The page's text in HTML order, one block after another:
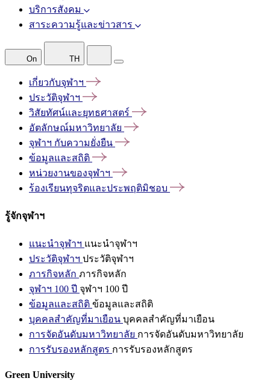
บริการสังคม
สาระความรู้และข่าวสาร
On TH
เกี่ยวกับจุฬาฯ
ประวัติจุฬาฯ
วิสัยทัศน์และยุทธศาสตร์
อัตลักษณ์มหาวิทยาลัย
จุฬาฯ กับความยั่งยืน
ข้อมูลและสถิติ
หน่วยงานของจุฬาฯ
ร้องเรียนทุจริตและประพฤติมิชอบ
รู้จักจุฬาฯ
แนะนำจุฬาฯ แนะนำจุฬาฯ
ประวัติจุฬาฯ ประวัติจุฬาฯ
ภารกิจหลัก ภารกิจหลัก
จุฬาฯ 100 ปี จุฬาฯ 100 ปี
ข้อมูลและสถิติ ข้อมูลและสถิติ
บุคคลสำคัญที่มาเยือน บุคคลสำคัญที่มาเยือน
การจัดอันดับมหาวิทยาลัย การจัดอันดับมหาวิทยาลัย
การรับรองหลักสูตร การรับรองหลักสูตร
Green University